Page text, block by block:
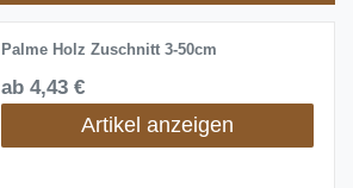
Palme Holz Zuschnitt 3-50cm
ab 4,43 €
Artikel anzeigen